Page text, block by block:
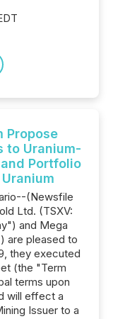
Propose
to Uranium-
Portfolio
(Newsfile
Ltd. (TSXV:
and Mega
are pleased to
they executed
(the "Term
terms upon
will effect a
Issuer to a